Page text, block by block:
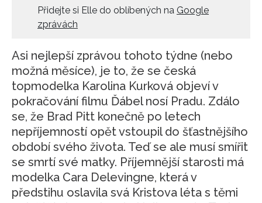
Přidejte si Elle do oblíbených na Google
zprávách
Asi nejlepší zprávou tohoto týdne (nebo
možná měsíce), je to, že se česká
topmodelka Karolina Kurková objeví v
pokračování filmu Ďábel nosí Pradu. Zdálo
se, že Brad Pitt konečně po letech
nepříjemností opět vstoupil do šťastnějšího
období svého života. Teď se ale musí smířit
se smrtí své matky. Příjemnější starosti má
modelka Cara Delevingne, která v
předstihu oslavila svá Kristova léta s těmi